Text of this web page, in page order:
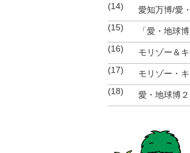
(14)
愛知万博/愛
(15)
「愛・地球
(16)
モリゾー＆
(17)
モリゾー・
(18)
愛・地球博